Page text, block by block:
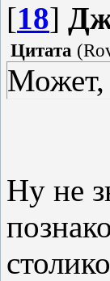
[18]
Цитата (
Может,
Ну не